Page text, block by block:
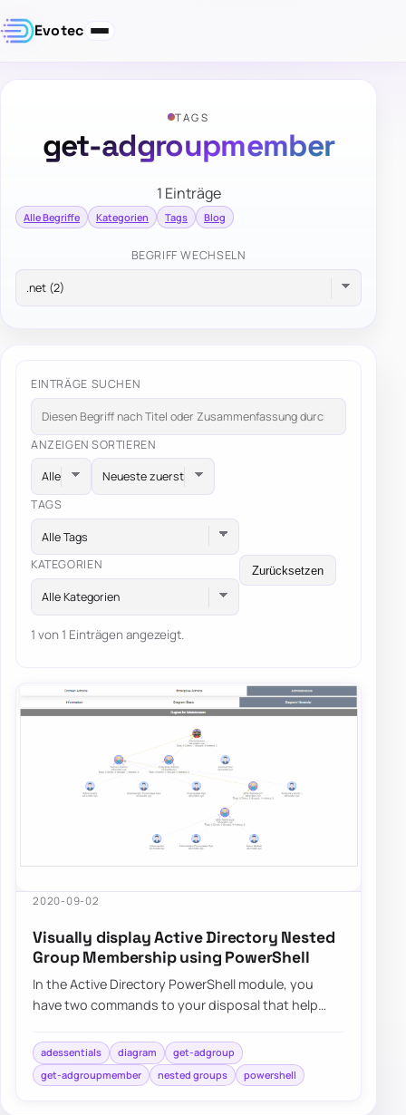
Evotec
TAGS
get-adgroupmember
1 Einträge
Alle Begriffe Kategorien Tags Blog
BEGRIFF WECHSELN
EINTRÄGE SUCHEN
ANZEIGEN SORTIEREN
TAGS
Alle Tags
KATEGORIEN
Alle Kategorien
Zurücksetzen
1 von 1 Einträgen angezeigt.
2020-09-02
Visually display Active Directory Nested
Group Membership using PowerShell
In the Active Directory PowerShell module, you
have two commands to your disposal that help
ADGroup…
adessentials diagram
get-adgroup
get-adgroupmember
nested groups powershell